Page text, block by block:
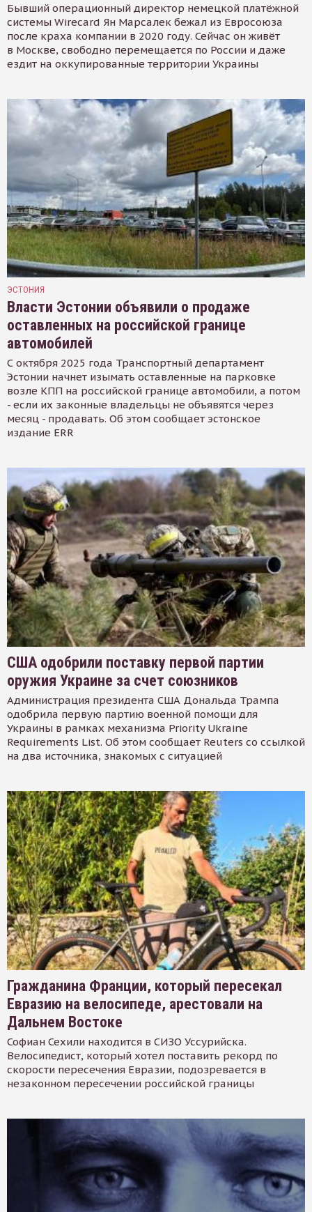
Бывший операционный директор немецкой платёжной
системы Wirecard Ян Марсалек бежал из Евросоюза
после краха компании в 2020 году. Сейчас он живёт
в Москве, свободно перемещается по России и даже
ездит на оккупированные территории Украины
ЭСТОНИЯ
Власти Эстонии объявили о продаже
оставленных на российской границе
автомобилей
С октября 2025 года Транспортный департамент
Эстонии начнет изымать оставленные на парковке
возле КПП на российской границе автомобили, а потом
- если их законные владельцы не объявятся через
месяц - продавать. Об этом сообщает эстонское
издание ERR
США одобрили поставку первой партии
оружия Украине за счет союзников
Администрация президента США Дональда Трампа
одобрила первую партию военной помощи для
Украины в рамках механизма Priority Ukraine
Requirements List. Об этом сообщает Reuters со ссылкой
на два источника, знакомых с ситуацией
Гражданина Франции, который пересекал
Евразию на велосипеде, арестовали на
Дальнем Востоке
Софиан Сехили находится в СИЗО Уссурийска.
Велосипедист, который хотел поставить рекорд по
скорости пересечения Евразии, подозревается в
незаконном пересечении российской границы